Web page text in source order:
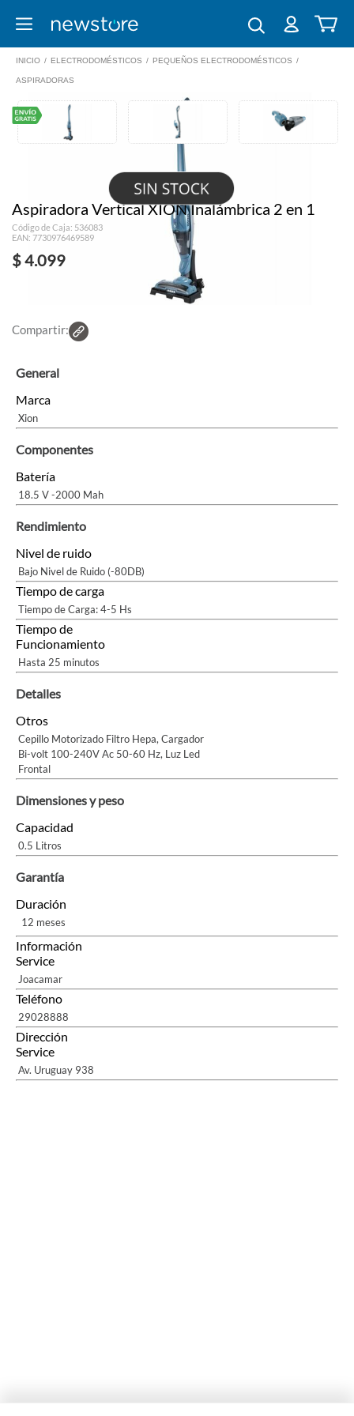
INICIO / ELECTRODOMÉSTICOS / PEQUEÑOS ELECTRODOMÉSTICOS /
ASPIRADORAS
Aspiradora Vertical XION Inalámbrica 2 en 1
Código de Caja: 536083
EAN: 7730976469589
$ 4.099
Compartir:
General
Marca
Xion
Componentes
Batería
18.5 V -2000 Mah
Rendimiento
Nivel de ruido
Bajo Nivel de Ruido (-80DB)
Tiempo de carga
Tiempo de Carga: 4-5 Hs
Tiempo de
Funcionamiento
Hasta 25 minutos
Detalles
Otros
Cepillo Motorizado Filtro Hepa, Cargador
Bi-volt 100-240V Ac 50-60 Hz, Luz Led
Frontal
Dimensiones y peso
Capacidad
0.5 Litros
Garantía
Duración
12 meses
Información
Service
Joacamar
Teléfono
29028888
Dirección
Service
Av. Uruguay 938